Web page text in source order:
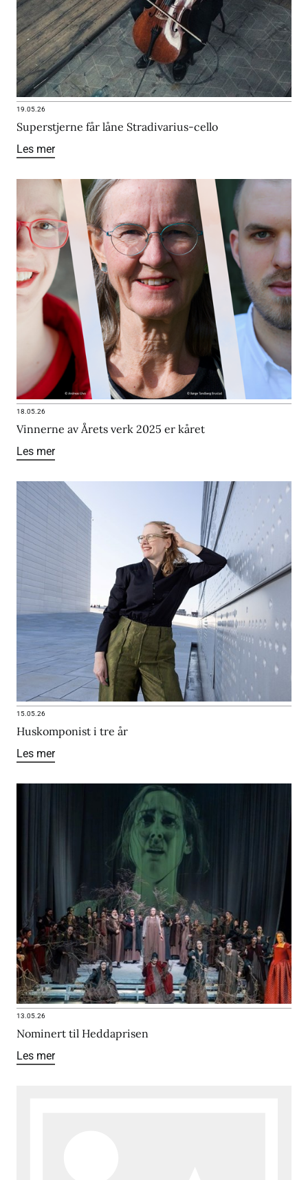
19.05.26
Superstjerne får låne Stradivarius-cello
Les mer
18.05.26
Vinnerne av Årets verk 2025 er kåret
Les mer
15.05.26
Huskomponist i tre år
Les mer
13.05.26
Nominert til Heddaprisen
Les mer